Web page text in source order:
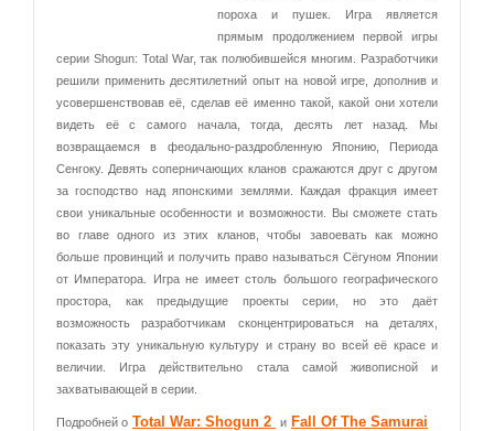
пороха и пушек. Игра является
прямым продолжением первой игры
серии Shogun: Total War, так полюбившейся многим. Разработчики
решили применить десятилетний опыт на новой игре, дополнив и
усовершенствовав её, сделав её именно такой, какой они хотели
видеть её с самого начала, тогда, десять лет назад. Мы
возвращаемся в феодально-раздробленную Японию, Периода
Сенгоку. Девять соперничающих кланов сражаются друг с другом
за господство над японскими землями. Каждая фракция имеет
свои уникальные особенности и возможности. Вы сможете стать
во главе одного из этих кланов, чтобы завоевать как можно
больше провинций и получить право называться Сёгуном Японии
от Императора. Игра не имеет столь большого географического
простора, как предыдущие проекты серии, но это даёт
возможность разработчикам сконцентрироваться на деталях,
показать эту уникальную культуру и страну во всей её красе и
величии. Игра действительно стала самой живописной и
захватывающей в серии.
Подробней о Total War: Shogun 2 и Fall Of The Samurai